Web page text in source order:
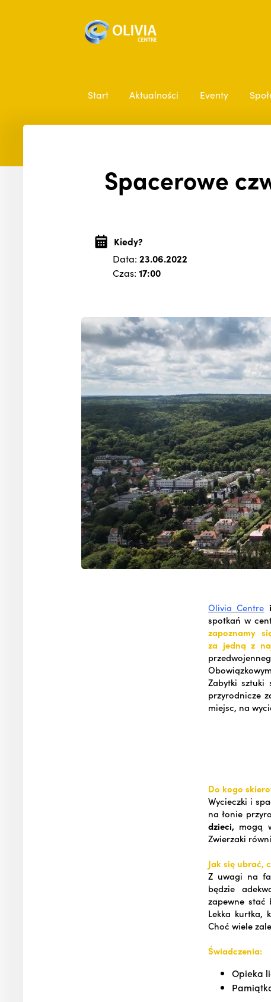
Start Aktualności Eventy
Spacerowe
Kiedy?
Data: 23.06.2022
Czas: 17:00
Olivia Centre
spotkań w
zapoznamy
za jedną z
Zabytki sztuki
przyrodnicze
miejsc, na
Do kogo
Wycieczki i
na łonie
dzieci, mogą
Zwierzaki
Jak się ubrać,
Z uwagi na
będzie
zapewne stać
Lekka kurtka,
Choć wiele
Świadczenia:
Opieka